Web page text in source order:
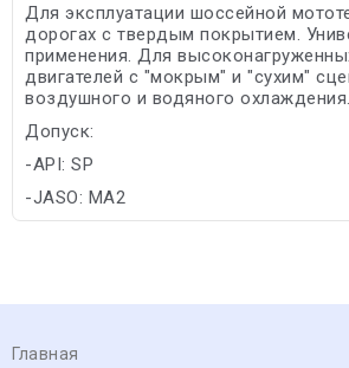
Для эксплуатации шоссейной
дорогах с твердым покрытием.
применения. Для
двигателей с "мокрым" и "сухим"
воздушного и водяного охлаждения.
Допуск:
-API: SP
-JASO: MA2
Главная